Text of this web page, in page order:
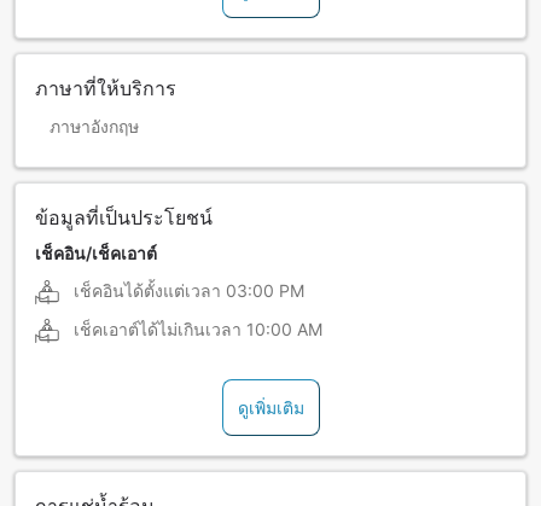
ภาษาที่ให้บริการ
ภาษาอังกฤษ
ข้อมูลที่เป็นประโยชน์
เช็คอิน/เช็คเอาต์
เช็คอินได้ตั้งแต่เวลา 03:00 PM
เช็คเอาต์ได้ไม่เกินเวลา 10:00 AM
ดูเพิ่มเติม